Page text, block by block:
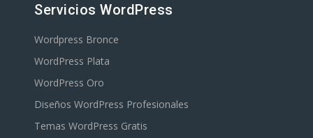
Servicios WordPress
Wordpress Bronce
WordPress Plata
WordPress Oro
Diseños WordPress Profesionales
Temas WordPress Gratis